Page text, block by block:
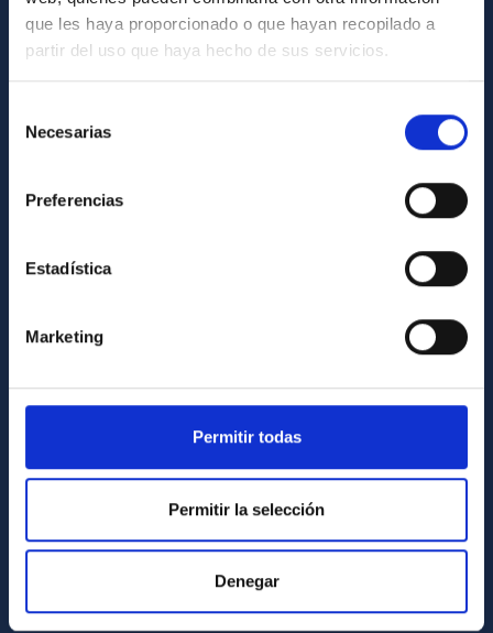
que les haya proporcionado o que hayan recopilado a
partir del uso que haya hecho de sus servicios.
Necesarias
Preferencias
Estadística
Marketing
Permitir todas
Permitir la selección
Denegar
Contacto
Biblioteca
Medio Ambiente y Sostenibilidad
Proyectos institucionales
Financiación externa
Programa Severo Ochoa
Amigos del IAC